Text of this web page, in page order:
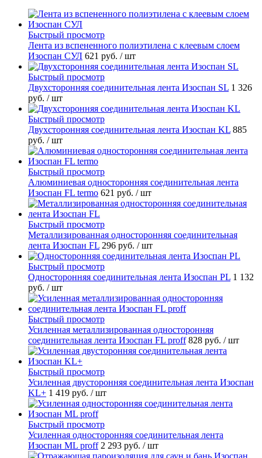
Быстрый просмотр
Лента из вспененного полиэтилена с клеевым слоем
Изоспан СУЛ 621 руб. / шт
Быстрый просмотр
Двухсторонняя соединительная лента Изоспан SL 1 326
руб. / шт
Быстрый просмотр
Двухсторонняя соединительная лента Изоспан KL 885
руб. / шт
Быстрый просмотр
Алюминиевая односторонняя соединительная лента
Изоспан FL termo 621 руб. / шт
Быстрый просмотр
Металлизированная односторонняя соединительная
лента Изоспан FL 296 руб. / шт
Быстрый просмотр
Односторонняя соединительная лента Изоспан PL 1 132
руб. / шт
Быстрый просмотр
Усиленная металлизированная односторонняя
соединительная лента Изоспан FL proff 828 руб. / шт
Быстрый просмотр
Усиленная двусторонняя соединительная лента Изоспан
KL+ 1 419 руб. / шт
Быстрый просмотр
Усиленная односторонняя соединительная лента
Изоспан ML proff 2 293 руб. / шт